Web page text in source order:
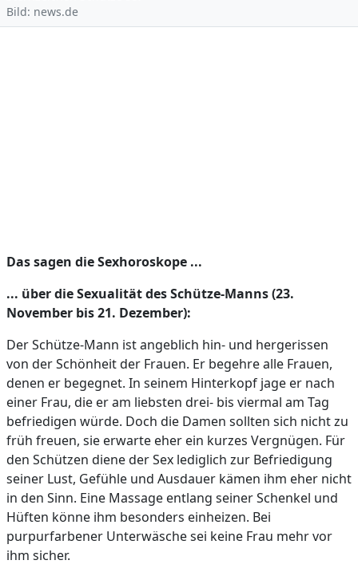
Bild: news.de
Das sagen die Sexhoroskope ...
... über die Sexualität des Schütze-Manns (23.
November bis 21. Dezember):
Der Schütze-Mann ist angeblich hin- und hergerissen
von der Schönheit der Frauen. Er begehre alle Frauen,
denen er begegnet. In seinem Hinterkopf jage er nach
einer Frau, die er am liebsten drei- bis viermal am Tag
befriedigen würde. Doch die Damen sollten sich nicht zu
früh freuen, sie erwarte eher ein kurzes Vergnügen. Für
den Schützen diene der Sex lediglich zur Befriedigung
seiner Lust, Gefühle und Ausdauer kämen ihm eher nicht
in den Sinn. Eine Massage entlang seiner Schenkel und
Hüften könne ihm besonders einheizen. Bei
purpurfarbener Unterwäsche sei keine Frau mehr vor
ihm sicher.